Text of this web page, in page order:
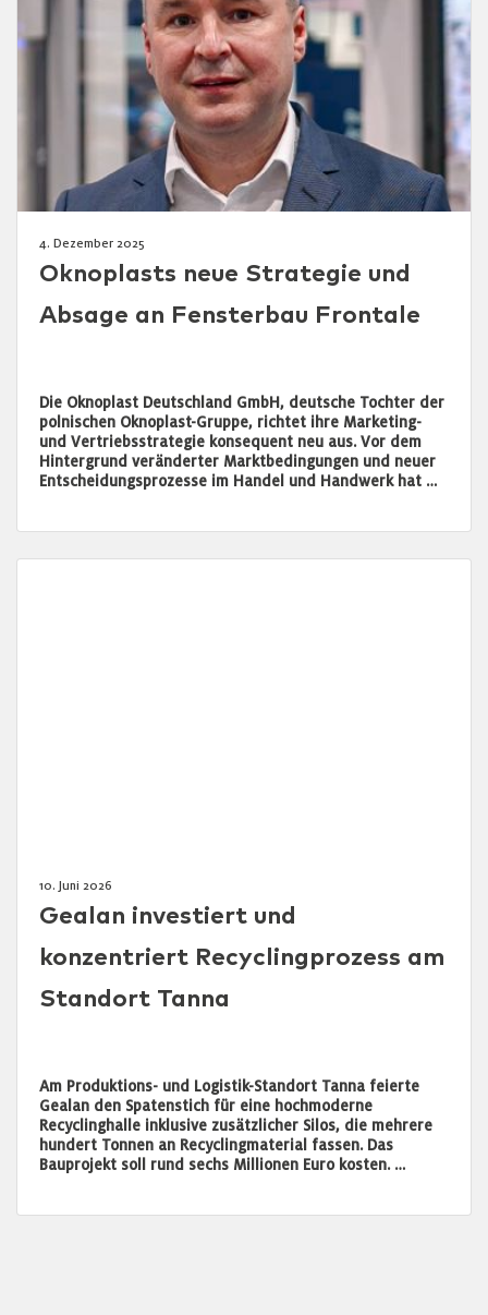
4. Dezember 2025
Oknoplasts neue Strategie und
Absage an Fensterbau Frontale
Die Oknoplast Deutschland GmbH, deutsche Tochter der
polnischen Oknoplast-Gruppe, richtet ihre Marketing-
und Vertriebsstrategie konsequent neu aus. Vor dem
Hintergrund veränderter Marktbedingungen und neuer
Entscheidungsprozesse im Handel und Handwerk hat …
10. Juni 2026
Gealan investiert und
konzentriert Recyclingprozess am
Standort Tanna
Am Produktions- und Logistik-Standort Tanna feierte
Gealan den Spatenstich für eine hochmoderne
Recyclinghalle inklusive zusätzlicher Silos, die mehrere
hundert Tonnen an Recyclingmaterial fassen. Das
Bauprojekt soll rund sechs Millionen Euro kosten. …